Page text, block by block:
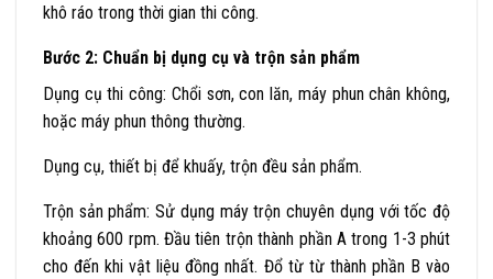
khô ráo trong thời gian thi công.
Bước 2: Chuẩn bị dụng cụ và trộn sản phẩm
Dụng cụ thi công: Chổi sơn, con lăn, máy phun chân không,
hoặc máy phun thông thường.
Dụng cụ, thiết bị để khuấy, trộn đều sản phẩm.
Trộn sản phẩm: Sử dụng máy trộn chuyên dụng với tốc độ
khoảng 600 rpm. Đầu tiên trộn thành phần A trong 1-3 phút
cho đến khi vật liệu đồng nhất. Đổ từ từ thành phần B vào